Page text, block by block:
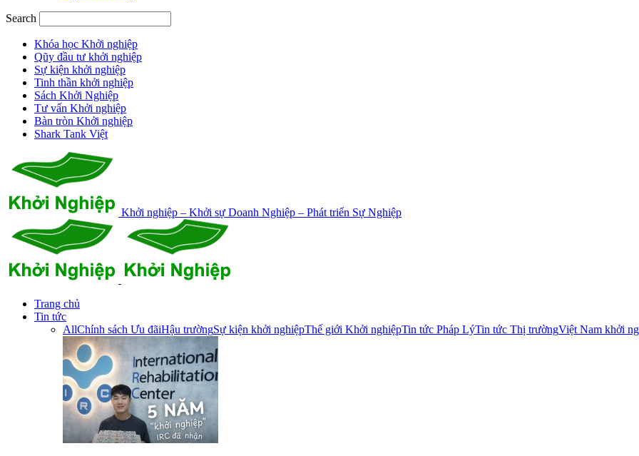
Search
Khóa học Khởi nghiệp
Qũy đầu tư khởi nghiệp
Sự kiện khởi nghiệp
Tinh thần khởi nghiệp
Sách Khởi Nghiệp
Tư vấn Khởi nghiệp
Bàn tròn Khởi nghiệp
Shark Tank Việt
Khởi nghiệp – Khởi sự Doanh Nghiệp – Phát triển Sự Nghiệp
Trang chủ
Tin tức
AllChính sách Ưu đãiHậu trườngSự kiện khởi nghiệpThế giới Khởi nghiệpTin tức Pháp LýTin tức Thị trườngViệt Nam khởi